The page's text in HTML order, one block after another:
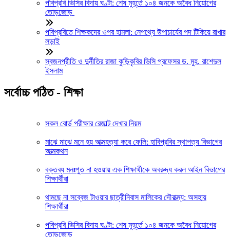
পবিপ্রবি ভিসির বিদায় ঘণ্টা: শেষ মুহূর্তে ১০৪ জনকে অবৈধ নিয়োগের
তোড়জোড়
পবিপ্রবিতে শিক্ষকদের ওপর হামলা: নেপথ্যে উপাচার্যের পদ টিকিয়ে রাখার
লড়াই
স্বজনপ্রীতি ও দুর্নীতির রাজা কুড়িকৃবির ভিসি প্রফেসর ড. মুহ. রাশেদুল
ইসলাম
সর্বোচ্চ পঠিত - শিক্ষা
সকল বোর্ড পরীক্ষার রেজাল্ট দেখার নিয়ম
মাঝে মাঝে মনে হয় আত্মহত্যা করে ফেলি: হাবিপ্রবির স্থাপত্য বিভাগের
আত্মকথন
বক্তব্য মনঃপুত না হওয়ায় এক শিক্ষার্থীকে অবরুদ্ধ করল আইন বিভাগের
শিক্ষার্থীরা
থামছে না সব্বেজ টাওয়ার ছাত্রীনিবাস মালিকের দৌরাত্ম্য: অসহায়
শিক্ষার্থীরা
পবিপ্রবি ভিসির বিদায় ঘণ্টা: শেষ মুহূর্তে ১০৪ জনকে অবৈধ নিয়োগের
তোড়জোড়